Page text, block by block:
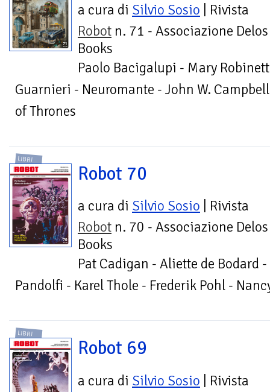
a cura di Silvio Sosio | Rivista
Robot n. 71 - Associazione Delos
Books
Paolo Bacigalupi - Mary
Guarnieri - Neuromante - John W.
of Thrones
LIBRI
Robot 70
a cura di Silvio Sosio | Rivista
Robot n. 70 - Associazione Delos
Books
Pat Cadigan - Aliette de
Pandolfi - Karel Thole - Frederik Pohl -
LIBRI
Robot 69
a cura di Silvio Sosio | Rivista